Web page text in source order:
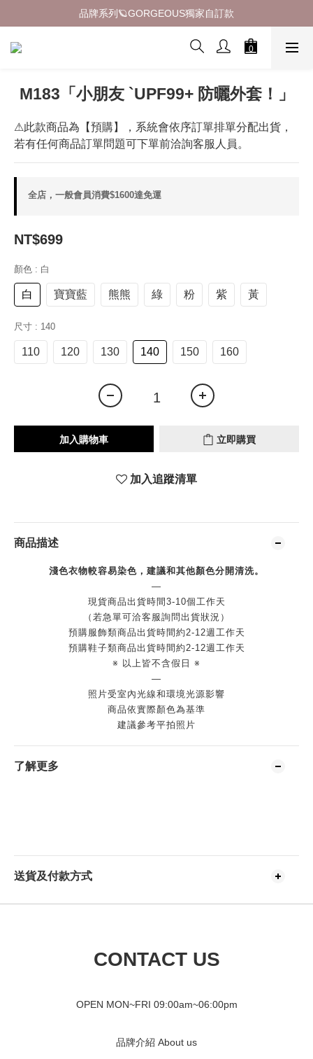
品牌系列🪐GORGEOUS獨家自訂款
品牌系列🪐GORGEOUS獨家自訂款
熱銷萬盒的秘密都在【 漂亮專區 】
品牌系列🪐GORGEOUS獨家自訂款
M183「⼩朋友 `UPF99+ 防曬外套！」
⚠此款商品為【預購】，系統會依序訂單排單分配出貨，
若有任何商品訂單問題可下單前洽詢客服人員。
全店，一般會員消費$1600達免運
NT$699
顏色 : 白
白 寶寶藍 熊熊 綠 粉 紫 黃
尺寸 : 140
110 120 130 140 150 160
加入購物車 立即購買
加入追蹤清單
商品描述
淺色衣物較容易染色，建議和其他顏色分開清洗。
—
現貨商品出貨時間3-10個工作天
（若急單可洽客服詢問出貨狀況）
預購服飾類商品出貨時間約2-12週工作天
預購鞋子類商品出貨時間約2-12週工作天
※ 以上皆不含假日 ※
—
照片受室內光線和環境光源影響
商品依實際顏色為基準
建議參考平拍照片
了解更多
送貨及付款方式
CONTACT US
OPEN MON~FRI 09:00am~06:00pm
品牌介紹 About us